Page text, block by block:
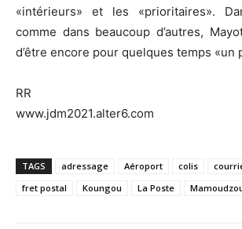
«intérieurs» et les «prioritaires».
comme dans beaucoup d’autres,
d’être encore pour quelques temps «un
RR
www.jdm2021.alter6.com
TAGS adressage Aéroport colis
fret postal
Koungou La Poste